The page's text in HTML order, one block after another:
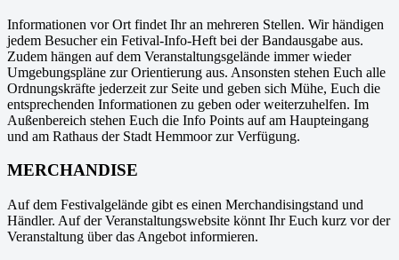
Informationen vor Ort findet Ihr an mehreren Stellen. Wir händigen
jedem Besucher ein Fetival-Info-Heft bei der Bandausgabe aus.
Zudem hängen auf dem Veranstaltungsgelände immer wieder
Umgebungspläne zur Orientierung aus. Ansonsten stehen Euch alle
Ordnungskräfte jederzeit zur Seite und geben sich Mühe, Euch die
entsprechenden Informationen zu geben oder weiterzuhelfen. Im
Außenbereich stehen Euch die Info Points auf am Haupteingang
und am Rathaus der Stadt Hemmoor zur Verfügung.
MERCHANDISE
Auf dem Festivalgelände gibt es einen Merchandisingstand und
Händler. Auf der Veranstaltungswebsite könnt Ihr Euch kurz vor der
Veranstaltung über das Angebot informieren.